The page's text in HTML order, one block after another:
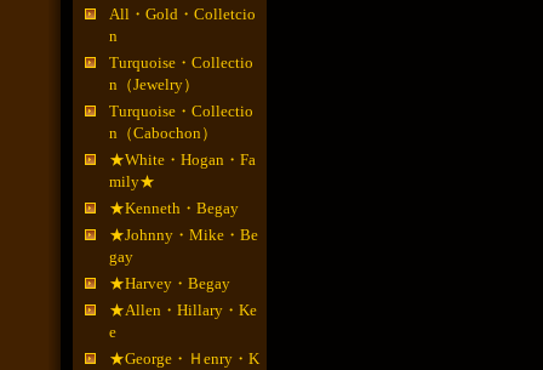
All・Gold・Colletcio
n
Turquoise・Collectio
n（Jewelry）
Turquoise・Collectio
n（Cabochon）
★White・Hogan・Fa
mily★
★Kenneth・Begay
★Johnny・Mike・Be
gay
★Harvey・Begay
★Allen・Hillary・Ke
e
★George・Ｈenry・K